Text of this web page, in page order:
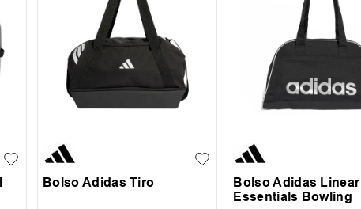
Bolso Adidas Tiro
Bolso Adidas Linear
Essentials Bowling